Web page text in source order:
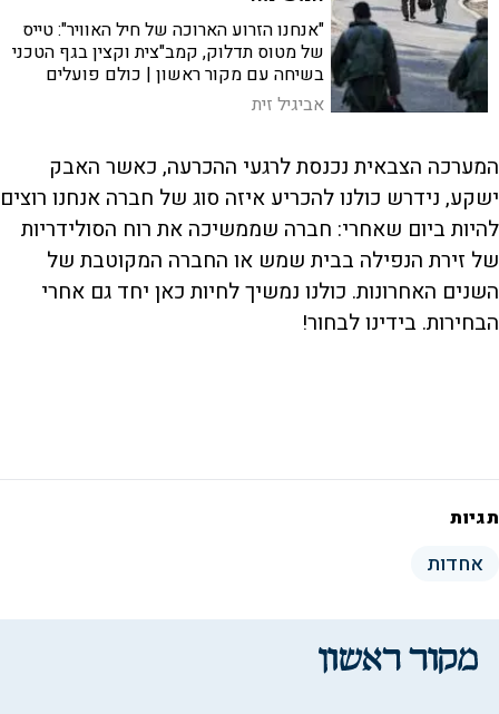
"אנחנו הזרוע הארוכה של חיל האוויר": טייס
של מטוס תדלוק, קמב"צית וקצין בגף הטכני
בשיחה עם מקור ראשון | כולם פועלים
24/7 במבצע שאגת הארי כדי להבטיח
שהטייסים יחזרו בשלום והמשימה תושג
אביגיל זית
המערכה הצבאית נכנסת לרגעי ההכרעה, כאשר האבק
ישקע, נידרש כולנו להכריע איזה סוג של חברה אנחנו רוצים
להיות ביום שאחרי: חברה שממשיכה את רוח הסולידריות
של זירת הנפילה בבית שמש או החברה המקוטבת של
השנים האחרונות. כולנו נמשיך לחיות כאן יחד גם אחרי
הבחירות. בידינו לבחור!
תגיות
אחדות